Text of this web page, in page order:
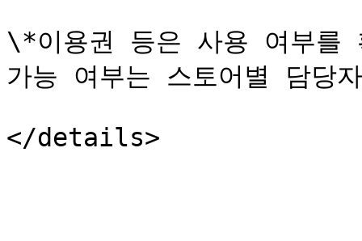
\*이용권 등은 사용 여부를
가능 여부는 스토어별 담당